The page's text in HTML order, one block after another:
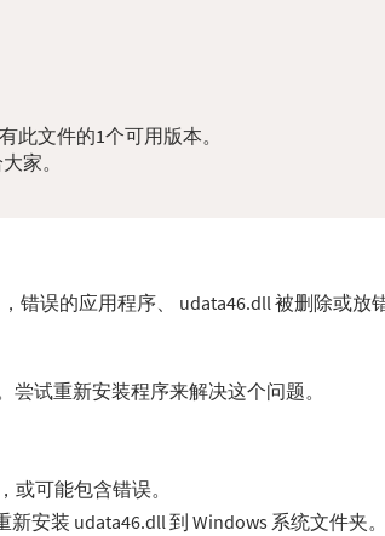
此文件的1个可用版本。
家。
错误的应用程序、 udata46.dll 被删除或放
试重新安装程序来解决这个问题。
或可能包含错误。
安装 udata46.dll 到 Windows 系统文件夹